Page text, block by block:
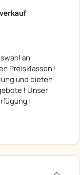
an
Preisklassen !
und bieten
! Unser
!